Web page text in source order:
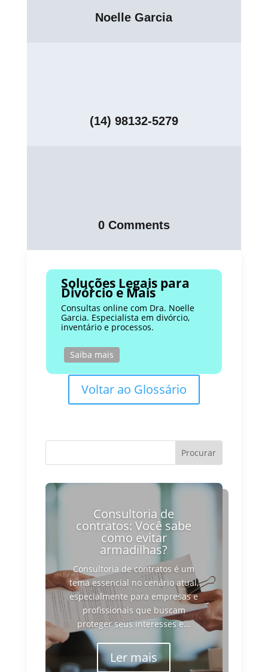
Noelle Garcia
(14) 98132-5279
0 Comments
Soluções Legais para
Divórcio e Mais
Consultas online com Dra. Noelle
Garcia. Especialista em divórcio,
inventário e processos.
Saiba mais
Voltar ao Glossário
Consultoria de
contratos: Você sabe
como evitar
armadilhas?
Consultoria de contratos é um
tema essencial no cenário atual,
especialmente para empresas e
profissionais que buscam
proteger seus interesses e…
Ler mais